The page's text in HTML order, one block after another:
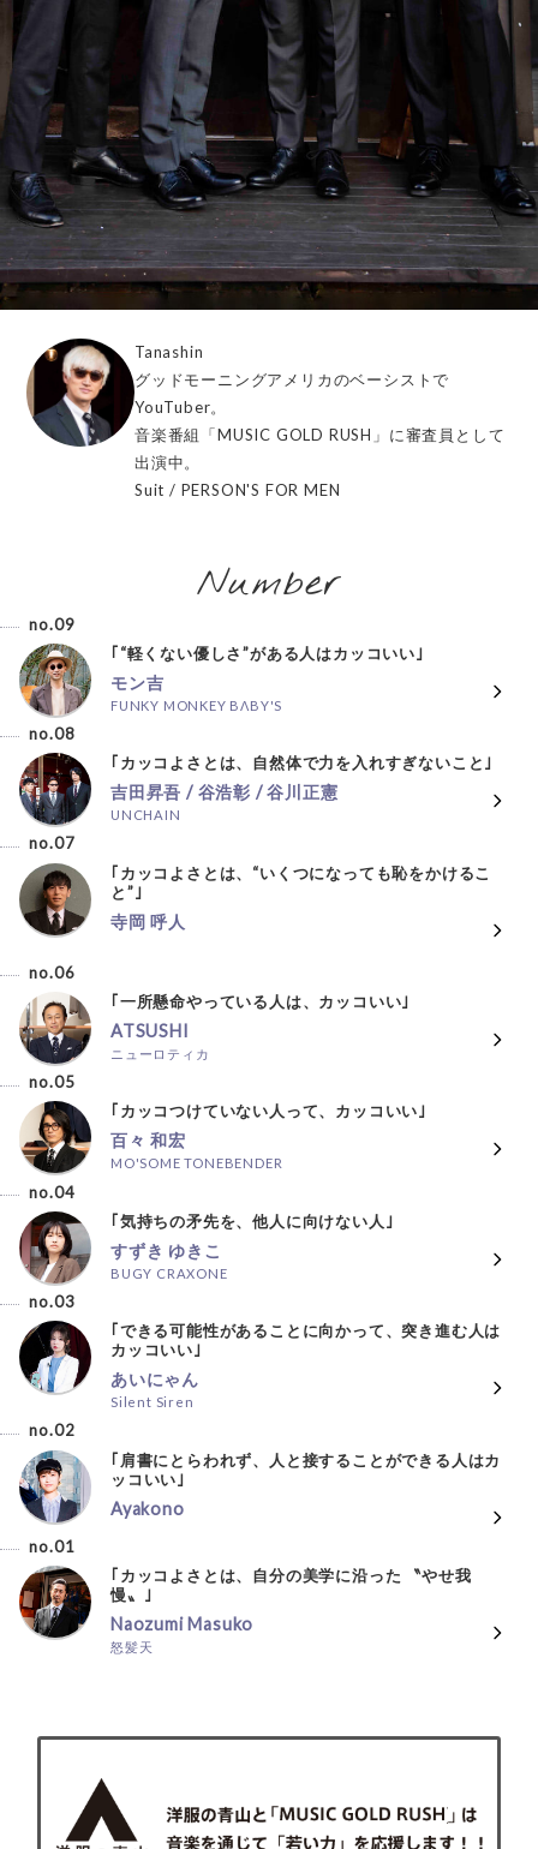
Tanashin
グッドモーニングアメリカのベーシストで
YouTuber。
音楽番組「MUSIC GOLD RUSH」に審査員として
出演中。
Suit / PERSON'S FOR MEN
Number
no.09
｢“軽くない優しさ”がある人はカッコいい｣
モン吉
FUNKY MONKEY BΛBY'S
no.08
｢カッコよさとは、自然体で力を入れすぎないこと｣
吉田昇吾 / 谷浩彰 / 谷川正憲
UNCHAIN
no.07
｢カッコよさとは、“いくつになっても恥をかけるこ
と”｣
寺岡 呼人
no.06
｢一所懸命やっている人は、カッコいい｣
ATSUSHI
ニューロティカ
no.05
｢カッコつけていない人って、カッコいい｣
百々 和宏
MO'SOME TONEBENDER
no.04
｢気持ちの矛先を、他人に向けない人｣
すずき ゆきこ
BUGY CRAXONE
no.03
｢できる可能性があることに向かって、突き進む人は
カッコいい｣
あいにゃん
Silent Siren
no.02
｢肩書にとらわれず、人と接することができる人はカ
ッコいい｣
Ayakono
no.01
｢カッコよさとは、自分の美学に沿った 〝やせ我
慢〟｣
Naozumi Masuko
怒髪天